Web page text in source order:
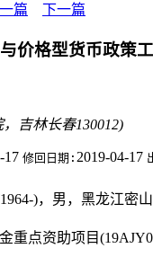
一篇 下一篇
价格型货币政
吉林长春130012)
17 修回日期: 2019-04-17
)，男，黑龙江密
重点资助项目